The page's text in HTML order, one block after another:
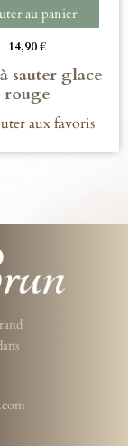
au panier
14,90€
sauter glace
rouge
aux favoris